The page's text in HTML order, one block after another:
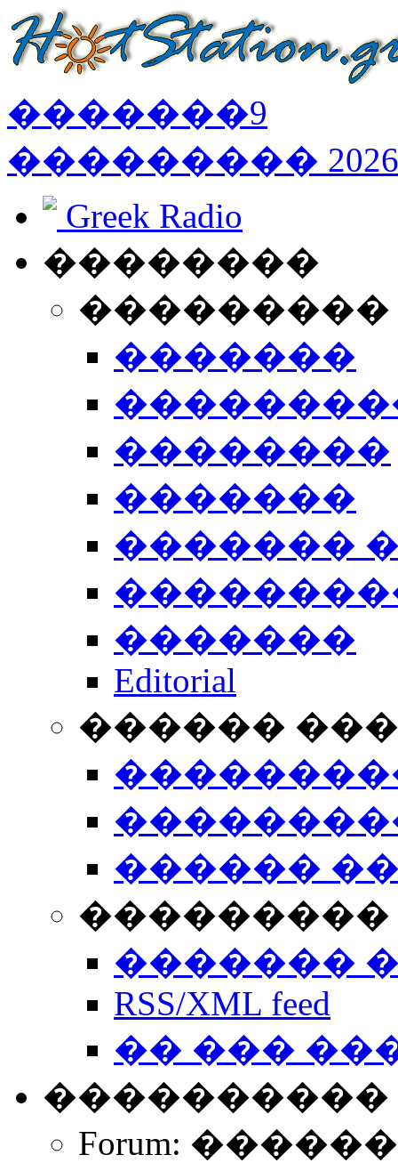
�������9
��������� 2026
Greek Radio
��������
�������
��������
�������
�������
�������
Editorial
������
������
���������
�������
RSS/XML feed
�� ���
����������
Forum: